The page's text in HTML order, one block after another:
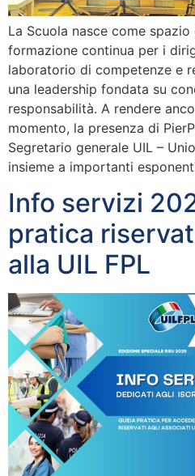
La Scuola nasce come
formazione continua per i
laboratorio di competenze e
una leadership fondata su
responsabilità. A rendere
momento, la presenza di
Segretario generale UIL –
insieme a importanti
Info servizi
pratica
alla UIL FPL